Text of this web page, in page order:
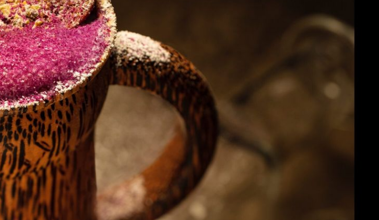
Horchata的發源地，起初是由西班牙人
酒與其在西班牙的做法有所不同，但COA
文化自居，我們的版本也是正宗墨西哥風
調制，加上肉桂增加風味。加入開心果則
新，並非當地做法。Horchata的基酒是
以藍色龍舌蘭制成，每年味道都有細微
也是最早依照產季推出年份瓶裝龍舌蘭的
我們以乳清替代蛋白，從而營造更為細緻
酒杯上的開心果餅乾則是制作Horchata
下的混合物加入奶油、麵粉及糖，放進烤
Horchata上桌後，遠遠就有炙烤龍舌蘭
而來。我覺著這味道就像焦糖甜薯，超級